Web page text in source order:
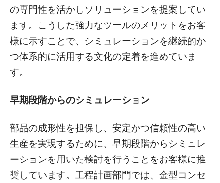
の専門性を活かしソリューションを提案してい
ます。こうした強力なツールのメリットをお客
様に示すことで、シミュレーションを継続的か
つ体系的に活用する文化の定着を進めていま
す。
早期段階からのシミュレーション
部品の成形性を担保し、安定かつ信頼性の高い
生産を実現するために、早期段階からシミュレ
ーションを用いた検討を行うことをお客様に推
奨しています。工程計画部門では、金型コンセ